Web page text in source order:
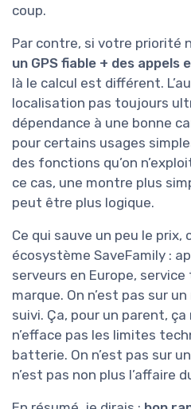
coup.
Par contre, si votre priorité
un GPS fiable + des appels
là le calcul est différent.
localisation pas toujours
dépendance à une bonne
pour certains usages
des fonctions qu’on
ce cas, une montre plus
peut être plus logique.
Ce qui sauve un peu le prix,
écosystème SaveFamily :
serveurs en Europe,
marque. On n’est pas sur
suivi. Ça, pour un parent,
n’efface pas les limites
batterie. On n’est pas sur
n’est pas non plus l’affaire